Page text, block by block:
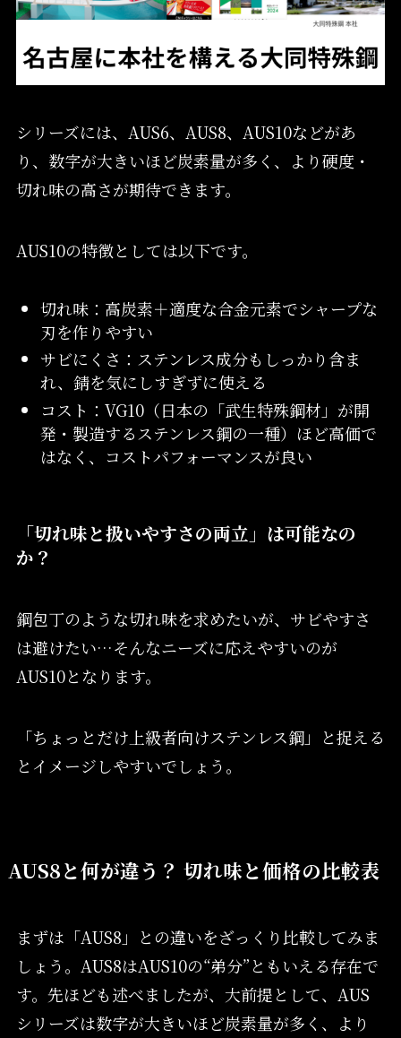
シリーズには、AUS6、AUS8、AUS10などがあ
り、数字が大きいほど炭素量が多く、より硬度・
切れ味の高さが期待できます。
AUS10の特徴としては以下です。
切れ味：高炭素＋適度な合金元素でシャープな
刃を作りやすい
サビにくさ：ステンレス成分もしっかり含ま
れ、錆を気にしすぎずに使える
コスト：VG10（日本の「武生特殊鋼材」が開
発・製造するステンレス鋼の一種）ほど高価で
はなく、コストパフォーマンスが良い
「切れ味と扱いやすさの両立」は可能なの
か？
鋼包丁のような切れ味を求めたいが、サビやすさ
は避けたい…そんなニーズに応えやすいのが
AUS10となります。
「ちょっとだけ上級者向けステンレス鋼」と捉える
とイメージしやすいでしょう。
AUS8と何が違う？ 切れ味と価格の比較表
まずは「AUS8」との違いをざっくり比較してみま
しょう。AUS8はAUS10の“弟分”ともいえる存在で
す。先ほども述べましたが、大前提として、AUS
シリーズは数字が大きいほど炭素量が多く、より